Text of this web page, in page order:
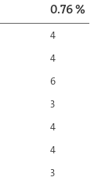
0.76 %
4
4
6
3
4
4
3